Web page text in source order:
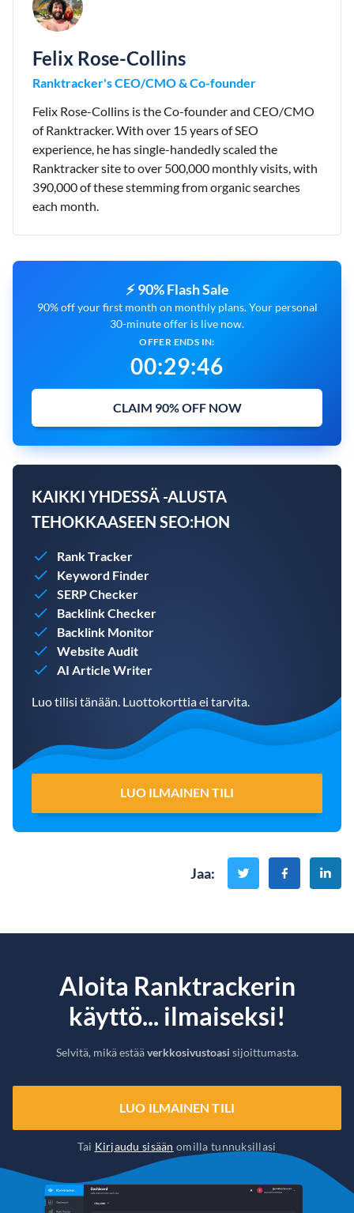
Felix Rose-Collins
Ranktracker's CEO/CMO & Co-founder
Felix Rose-Collins is the Co-founder and CEO/CMO
of Ranktracker. With over 15 years of SEO
experience, he has single-handedly scaled the
Ranktracker site to over 500,000 monthly visits, with
390,000 of these stemming from organic searches
each month.
⚡ 90% Flash Sale
90% off your first month on monthly plans. Your personal
30-minute offer is live now.
OFFER ENDS IN:
00:29:45
CLAIM 90% OFF NOW
KAIKKI YHDESSÄ -ALUSTA
TEHOKKAASEEN SEO:HON
Rank Tracker
Keyword Finder
SERP Checker
Backlink Checker
Backlink Monitor
Website Audit
AI Article Writer
Luo tilisi tänään. Luottokorttia ei tarvita.
LUO ILMAINEN TILI
Jaa:
Aloita Ranktrackerin
käyttö... ilmaiseksi!
Selvitä, mikä estääverkkosivustoasi sijoittumasta.
LUO ILMAINEN TILI
Tai Kirjaudu sisään omilla tunnuksillasi